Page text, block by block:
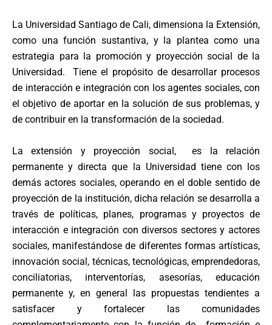
La Universidad Santiago de Cali, dimensiona la Extensión,
como una función sustantiva, y la plantea como una
estrategia para la promoción y proyección social de la
Universidad. Tiene el propósito de desarrollar procesos
de interacción e integración con los agentes sociales, con
el objetivo de aportar en la solución de sus problemas, y
de contribuir en la transformación de la sociedad.
La extensión y proyección social, es la relación
permanente y directa que la Universidad tiene con los
demás actores sociales, operando en el doble sentido de
proyección de la institución, dicha relación se desarrolla a
través de políticas, planes, programas y proyectos de
interacción e integración con diversos sectores y actores
sociales, manifestándose de diferentes formas artísticas,
innovación social, técnicas, tecnológicas, emprendedoras,
conciliatorias, interventorías, asesorías, educación
permanente y, en general las propuestas tendientes a
satisfacer y fortalecer las comunidades